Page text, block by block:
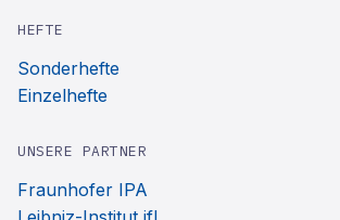
HEFTE
Sonderhefte
Einzelhefte
UNSERE PARTNER
Fraunhofer IPA